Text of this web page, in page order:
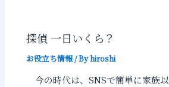
探偵 一日いくら？
お役立ち情報/ Byhiroshi
今の時代は、SNSで簡単に家族